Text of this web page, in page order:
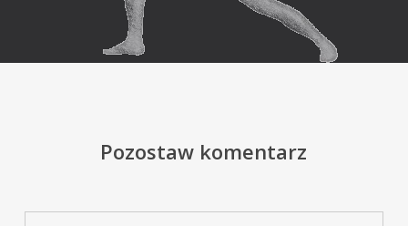
Pozostaw komentarz